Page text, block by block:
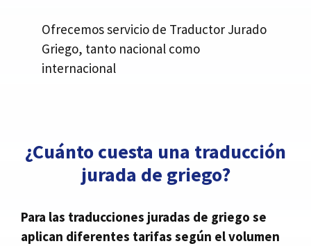
Ofrecemos servicio de Traductor Jurado
Griego, tanto nacional como
internacional
¿Cuánto cuesta una traducción
jurada de griego?
Para las traducciones juradas de griego se
aplican diferentes tarifas según el volumen